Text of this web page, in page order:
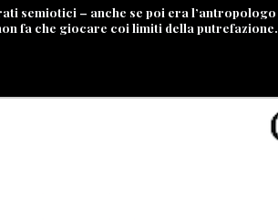
semiotici – anche se poi era l’antropologo
fa che giocare coi limiti della putrefazione.